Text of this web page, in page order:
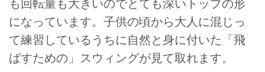
も回転量も大きいのでとても深いトップの形
になっています。子供の頃から大人に混じっ
て練習しているうちに自然と身に付いた「飛
ばすための」スウィングが見て取れます。